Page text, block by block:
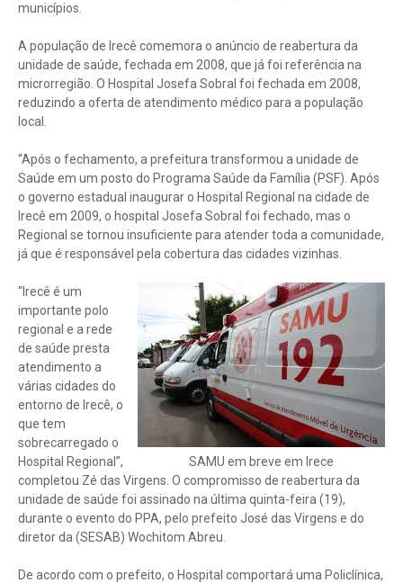
municípios.
A população de Irecê comemora o anúncio de reabertura da
unidade de saúde, fechada em 2008, que já foi referência na
microrregião. O Hospital Josefa Sobral foi fechada em 2008,
reduzindo a oferta de atendimento médico para a população
local.
“Após o fechamento, a prefeitura transformou a unidade de
Saúde em um posto do Programa Saúde da Família (PSF). Após
o governo estadual inaugurar o Hospital Regional na cidade de
Irecê em 2009, o hospital Josefa Sobral foi fechado, mas o
Regional se tornou insuficiente para atender toda a comunidade,
já que é responsável pela cobertura das cidades vizinhas.
SAMU em breve em Irece
“Irecê é um
importante polo
regional e a rede
de saúde presta
atendimento a
várias cidades do
entorno de Irecê, o
que tem
sobrecarregado o
Hospital Regional”,
completou Zé das Virgens. O compromisso de reabertura da
unidade de saúde foi assinado na última quinta-feira (19),
durante o evento do PPA, pelo prefeito José das Virgens e do
diretor da (SESAB) Wochitom Abreu.
De acordo com o prefeito, o Hospital comportará uma Policlínica,